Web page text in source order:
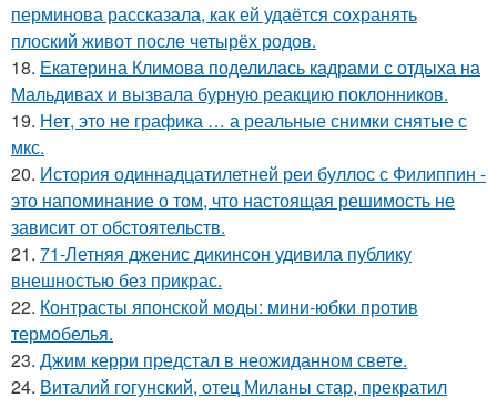
перминова рассказала, как ей удаётся сохранять
плоский живот после четырёх родов.
18. Екатерина Климова поделилась кадрами с отдыха на
Мальдивах и вызвала бурную реакцию поклонников.
19. Нет, это не графика … а реальные снимки снятые с
мкс.
20. История одиннадцатилетней реи буллос с Филиппин -
это напоминание о том, что настоящая решимость не
зависит от обстоятельств.
21. 71-Летняя дженис дикинсон удивила публику
внешностью без прикрас.
22. Контрасты японской моды: мини-юбки против
термобелья.
23. Джим керри предстал в неожиданном свете.
24. Виталий гогунский, отец Миланы стар, прекратил